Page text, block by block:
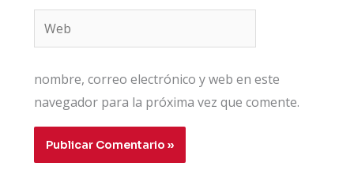
Web
nombre, correo electrónico y web en este
navegador para la próxima vez que comente.